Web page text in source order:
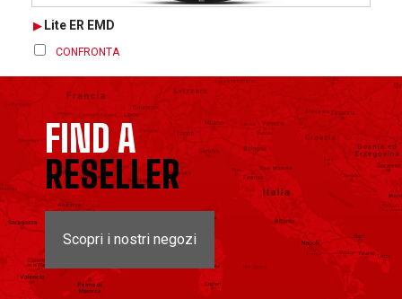
Lite ER EMD
CONFRONTA
FIND A
RESELLER
Scopri i nostri negozi